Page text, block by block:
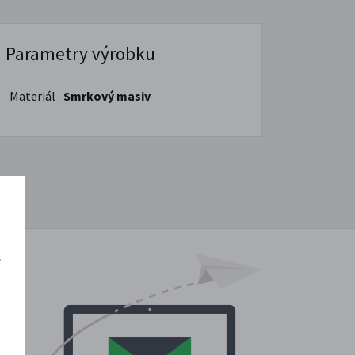
Parametry výrobku
Materiál Smrkový masiv